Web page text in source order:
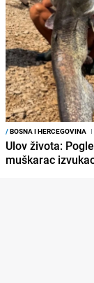
/BOSNA I HERCEGOVINA I
Ulov života:
muškarac